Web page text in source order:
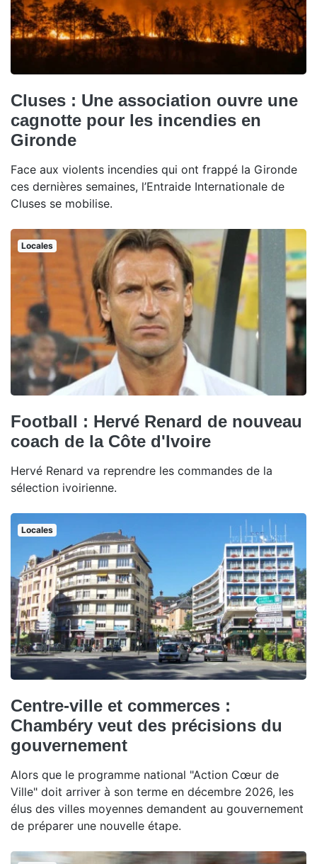
Cluses : Une association ouvre une
cagnotte pour les incendies en
Gironde
Face aux violents incendies qui ont frappé la Gironde
ces dernières semaines, l’Entraide Internationale de
Cluses se mobilise.
Locales
Football : Hervé Renard de nouveau
coach de la Côte d'Ivoire
Hervé Renard va reprendre les commandes de la
sélection ivoirienne.
Locales
Centre-ville et commerces :
Chambéry veut des précisions du
gouvernement
Alors que le programme national "Action Cœur de
Ville" doit arriver à son terme en décembre 2026, les
élus des villes moyennes demandent au gouvernement
de préparer une nouvelle étape.